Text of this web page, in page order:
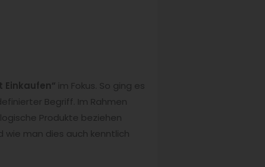
im Fokus. So ging es
Begriff. Im Rahmen
Produkte beziehen
wie man dies auch kenntlich